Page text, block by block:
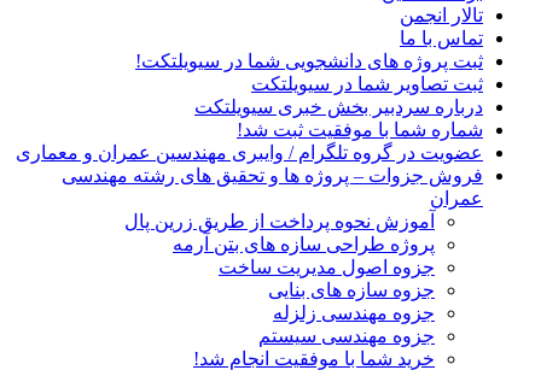
تالار انجمن
تماس با ما
ثبت پروژه های دانشجویی شما در سیویلتکت!
ثبت تصاویر شما در سیویلتکت
درباره سردبیر بخش خبری سیویلتکت
شماره شما با موفقیت ثبت شد!
عضویت در گروه تلگرام / وایبری مهندسین عمران و معماری
فروش جزوات – پروژه ها و تحقیق های رشته مهندسی
عمران
آموزش نحوه پرداخت از طریق زرین پال
پروژه طراحی سازه های بتن آرمه
جزوه اصول مدیریت ساخت
جزوه سازه های بنایی
جزوه مهندسی زلزله
جزوه مهندسی سیستم
خرید شما با موفقیت انجام شد!